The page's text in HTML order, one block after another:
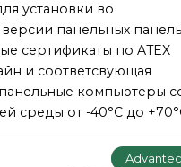
установки во
панельных
сертификаты по ATEX
и соответсвующая
компьютеры
среды от -40°C до